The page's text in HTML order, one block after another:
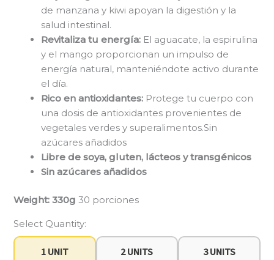
de manzana y kiwi apoyan la digestión y la
salud intestinal.
Revitaliza tu energía: El aguacate, la espirulina
y el mango proporcionan un impulso de
energía natural, manteniéndote activo durante
el día.
Rico en antioxidantes: Protege tu cuerpo con
una dosis de antioxidantes provenientes de
vegetales verdes y superalimentos.Sin
azúcares añadidos
Libre de soya, gluten, lácteos y transgénicos
Sin azúcares añadidos
Weight: 330g 30 porciones
Select Quantity:
1 UNIT 2 UNITS 3 UNITS